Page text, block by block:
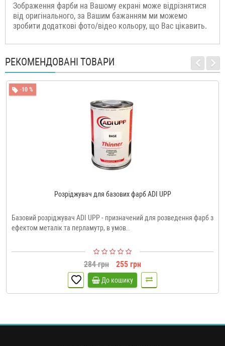
Зображення фарби на Вашому екрані може відрізнятися
від оригінального, за Вашим бажанням ми можемо
зробити додаткові фото/відео кольору, що Вас цікавить.
РЕКОМЕНДОВАНІ ТОВАРИ
-10 %
Розріджувач для базових фарб ADI UPP
Базовий розріджувач ADI UPP - призначений для розведення фарб з
ефектом металік та перламутр, в умов..
284 грн 255 грн
До кошику